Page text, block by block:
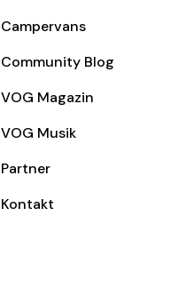
Campervans
Community Blog
VOG Magazin
VOG Musik
Partner
Kontakt